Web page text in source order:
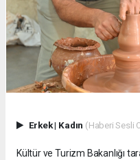
Erkek| Kadın (Haberi Sesli
Kültür ve Turizm Bakanlığı